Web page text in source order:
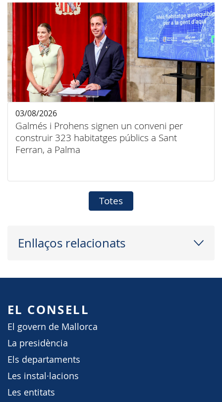
Galmés i Prohens signen un conveni per
construir 323 habitatges públics a Sant
Ferran, a Palma
03/08/2026
Totes
Enllaços relacionats
EL CONSELL
El govern de Mallorca
La presidència
Els departaments
Les instal·lacions
Les entitats